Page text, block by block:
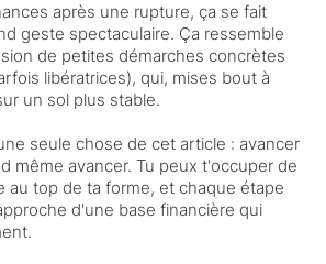
après une rupture, ça se fait
geste spectaculaire. Ça ressemble
de petites démarches concrètes
libératrices), qui, mises bout à
un sol plus stable.
seule chose de cet article : avancer
même avancer. Tu peux t'occuper de
au top de ta forme, et chaque étape
d'une base financière qui